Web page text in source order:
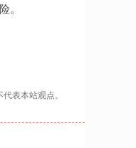
。
表本站观点。